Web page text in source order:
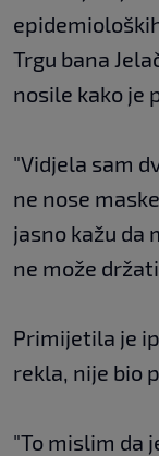
Trgu bana
nosile kako je
"Vidjela sam
ne nose
jasno kažu da
ne može
Primijetila je
rekla, nije bio
"To mislim da